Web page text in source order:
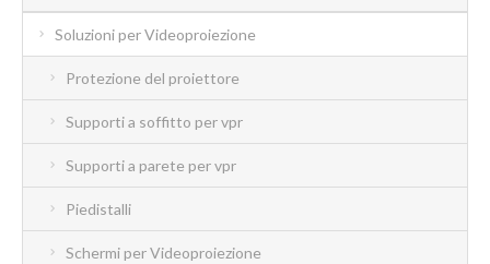
Soluzioni per Videoproiezione
Protezione del proiettore
Supporti a soffitto per vpr
Supporti a parete per vpr
Piedistalli
Schermi per Videoproiezione